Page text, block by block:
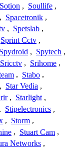
Sotion , Soullife ,
, Spacetronik ,
, Spetslab ,
Sprint Cctv ,
Spydroid , Spytech ,
Sricctv , Srihome ,
, Stabo ,
, Star Vedia ,
, Starlight ,
, Stipelectronics ,
, Storm ,
, Stuart Cam ,
Networks ,